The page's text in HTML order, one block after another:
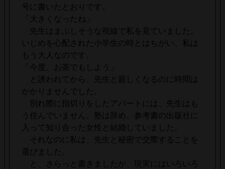
号に書いたとおりです。
「大きくなったね」
先生はまぶしそうな視線で私を見ていました。
いじめを心配された小学生の時とはちがい、私は
もう大人なのです。
「今度、お茶でもしよう」
と誘われてから、先生と親しくなるのに時間は
かかりませんでした。
別れ際に指切りをしたアパートには、先生はも
う住んでいません。塾は辞め、参考書の出版社に
入って知り合った女性と結婚していました。
それなのに私は、先生と秘密で交際することを
選びました。
と、さらっと書きましたが、現実にはいろいろ